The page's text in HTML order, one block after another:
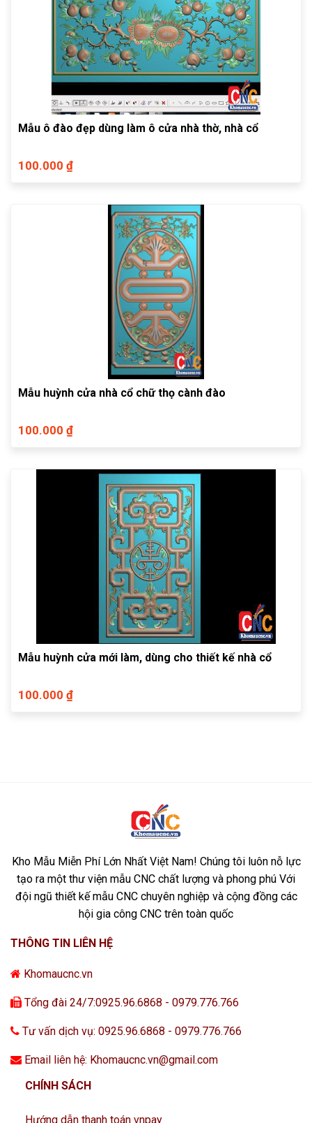
Mẫu ô đào đẹp dùng làm ô cửa nhà thờ, nhà cổ
100.000 ₫
Mẫu huỳnh cửa nhà cổ chữ thọ cành đào
100.000 ₫
Mẫu huỳnh cửa mới làm, dùng cho thiết kế nhà cổ
100.000 ₫
Kho Mẫu Miễn Phí Lớn Nhất Việt Nam! Chúng tôi luôn nỗ lực
tạo ra một thư viện mẫu CNC chất lượng và phong phú Với
đội ngũ thiết kế mẫu CNC chuyên nghiệp và cộng đồng các
hội gia công CNC trên toàn quốc
THÔNG TIN LIÊN HỆ
Khomaucnc.vn
Tổng đài 24/7:0925.96.6868 - 0979.776.766
Tư vấn dịch vụ: 0925.96.6868 - 0979.776.766
Email liên hệ: Khomaucnc.vn@gmail.com
CHÍNH SÁCH
Hướng dẫn thanh toán vnpay